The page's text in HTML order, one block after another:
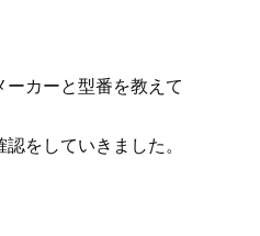
カーと型番を教えて
をしていきました。